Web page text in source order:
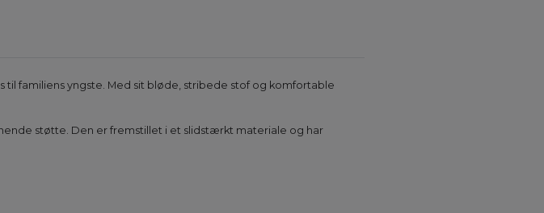
familiens yngste. Med sit bløde, stribede stof og komfortable
støtte. Den er fremstillet i et slidstærkt materiale og har